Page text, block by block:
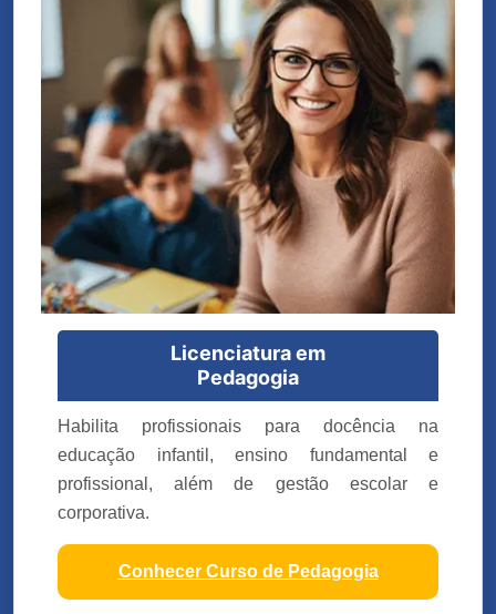
Licenciatura em
Pedagogia
Habilita profissionais para docência na
educação infantil, ensino fundamental e
profissional, além de gestão escolar e
corporativa.
Conhecer Curso de Pedagogia